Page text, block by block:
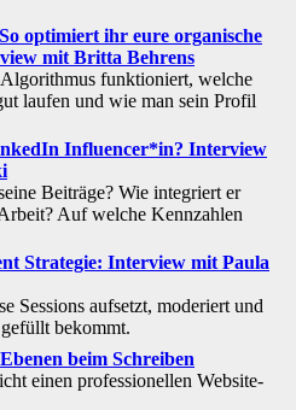
optimiert ihr eure organische
mit Britta Behrens
funktioniert, welche
laufen und wie man sein Profil
Influencer*in? Interview
Beiträge? Wie integriert er
Auf welche Kennzahlen
Strategie: Interview mit Paula
Sessions aufsetzt, moderiert und
bekommt.
beim Schreiben
einen professionellen Website-